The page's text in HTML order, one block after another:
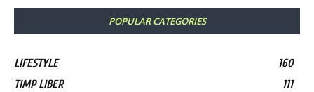
POPULAR CATEGORIES
LIFESTYLE
160
TIMP LIBER
111